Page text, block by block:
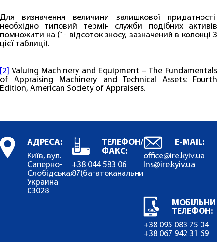
Для визначення величини залишкової придатності
необхідно типовий термін служби подібних активів
помножити на (1- відсоток зносу, зазначений в колонці 3
цієї таблиці).
[2] Valuing Machinery and Equipment – The Fundamentals
of Appraising Machinery and Technical Assets: Fourth
Edition, American Society of Appraisers.
АДРЕСА:
Київ, вул.
Саперно-
Слобідськая,22.
Украина
03028
ТЕЛЕФОН/
ФАКС:
+38 044 583 06
87(багатоканальний)
E-MAIL:
office@ire.kyiv.ua
lns@ire.kyiv.ua
ТЕЛЕФОН:
+38 095 083 75 04
+38 067 942 31 69